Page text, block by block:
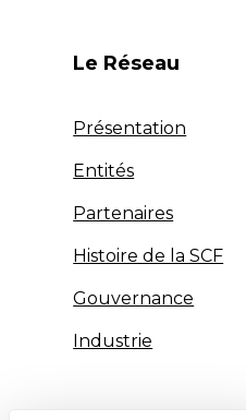
Le Réseau
Présentation
Entités
Partenaires
Histoire de la SCF
Gouvernance
Industrie